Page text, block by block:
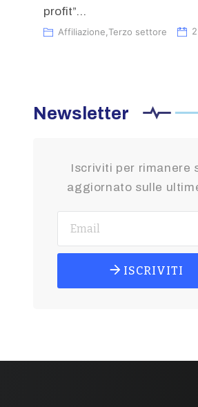
profit”...
Affiliazione Terzo settore
Newsletter
Iscriviti per rimanere
aggiornato sulle
ISCRIVITI